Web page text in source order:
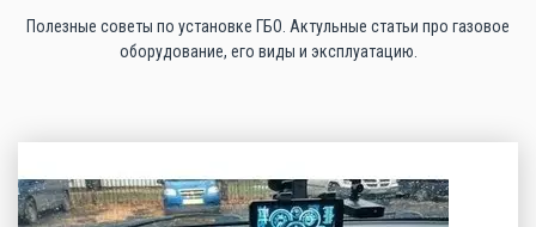
Полезные советы по установке ГБО. Актульные статьи про газовое
оборудование, его виды и эксплуатацию.